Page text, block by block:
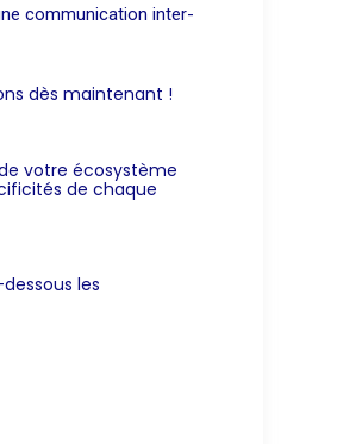
communication inter-
dès maintenant !
votre écosystème
de chaque
les